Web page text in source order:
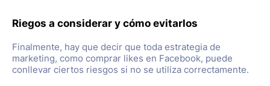
Riegos a considerar y cómo evitarlos
Finalmente, hay que decir que toda estrategia de
marketing, como comprar likes en Facebook, puede
conllevar ciertos riesgos si no se utiliza correctamente.